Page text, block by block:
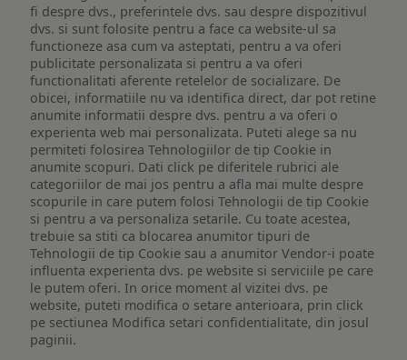
fi despre dvs., preferintele dvs. sau despre dispozitivul
dvs. si sunt folosite pentru a face ca website-ul sa
functioneze asa cum va asteptati, pentru a va oferi
publicitate personalizata si pentru a va oferi
functionalitati aferente retelelor de socializare. De
obicei, informatiile nu va identifica direct, dar pot retine
anumite informatii despre dvs. pentru a va oferi o
experienta web mai personalizata. Puteti alege sa nu
permiteti folosirea Tehnologiilor de tip Cookie in
anumite scopuri. Dati click pe diferitele rubrici ale
categoriilor de mai jos pentru a afla mai multe despre
scopurile in care putem folosi Tehnologii de tip Cookie
si pentru a va personaliza setarile. Cu toate acestea,
trebuie sa stiti ca blocarea anumitor tipuri de
Tehnologii de tip Cookie sau a anumitor Vendor-i poate
influenta experienta dvs. pe website si serviciile pe care
le putem oferi. In orice moment al vizitei dvs. pe
website, puteti modifica o setare anterioara, prin click
pe sectiunea Modifica setari confidentialitate, din josul
paginii.